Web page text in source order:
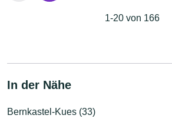
1-20 von 166
In der Nähe
Bernkastel-Kues (33)